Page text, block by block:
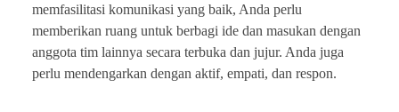
memfasilitasi komunikasi yang baik, Anda perlu
memberikan ruang untuk berbagi ide dan masukan dengan
anggota tim lainnya secara terbuka dan jujur. Anda juga
perlu mendengarkan dengan aktif, empati, dan respon.